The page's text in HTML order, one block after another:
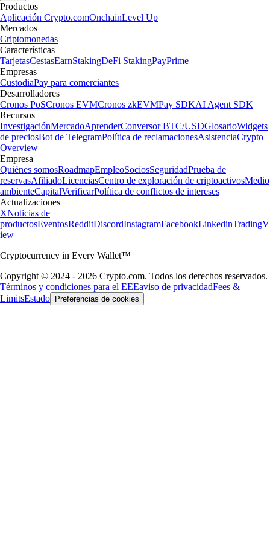
Productos
Aplicación Crypto.comOnchainLevel Up
Mercados
Criptomonedas
Características
TarjetasCestasEarnStakingDeFi StakingPayPrime
Empresas
CustodiaPay para comerciantes
Desarrolladores
Cronos PoSCronos EVMCronos zkEVMPay SDKAI Agent SDK
Recursos
InvestigaciónMercadoAprenderConversor BTC/USDGlosarioWidgets
de preciosBot de TelegramPolítica de reclamacionesAsistenciaCrypto
Overview
Empresa
Quiénes somosRoadmapEmpleoSociosSeguridadPrueba de
reservasAfiliadoLicenciasCentro de exploración de criptoactivosMedio
ambienteCapitalVerificarPolítica de conflictos de intereses
Actualizaciones
XNoticias de
productosEventosRedditDiscordInstagramFacebookLinkedinTradingV
iew
Cryptocurrency in Every Wallet™
Copyright © 2024 - 2026 Crypto.com. Todos los derechos reservados.
Términos y condiciones para el EEEaviso de privacidadFees &
LimitsEstado Preferencias de cookies